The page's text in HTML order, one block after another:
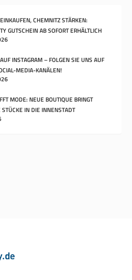
CHEMNITZ STÄRKEN:
GUTSCHEIN AB SOFORT ERHÄLTLICH
INSTAGRAM – FOLGEN SIE UNS AUF
MEDIA-KANÄLEN!
MODE: NEUE BOUTIQUE BRINGT
STÜCKE IN DIE INNENSTADT